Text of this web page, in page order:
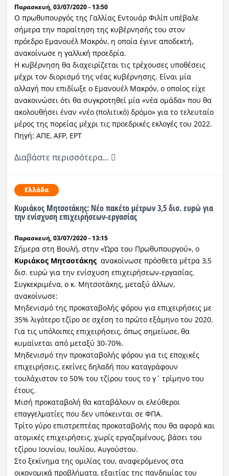
Παρασκευή, 03/07/2020 - 13:50
Ο πρωθυπουργός της Γαλλίας Εντουάρ Φιλίπ υπέβαλε
σήμερα την παραίτηση της κυβέρνησής του στον
πρόεδρο Εμανουέλ Μακρόν, η οποία έγινε αποδεκτή,
ανακοίνωσε η γαλλική προεδρία.
Η κυβέρνηση θα διαχειρίζεται τις τρέχουσες υποθέσεις
μέχρι τον διορισμό της νέας κυβέρνησης. Είναι μία
αλλαγή που επιδίωξε ο Εμανουέλ Μακρόν, ο οποίος είχε
ανακοινώσει ότι θα συγκροτηθεί μία «νέα ομάδα» που θα
ακολουθήσει έναν «νέο (πολιτικό) δρόμο» για το τελευταίο
μέρος της πορείας μέχρι τις προεδρικές εκλογές του 2022.
Πηγή: ΑΠΕ, AFP, ΕΡΤ
Διαβάστε περισσότερα...
Ελλάδα
Κυριάκος Μητσοτάκης: Νέο πακέτο μέτρων 3,5 δισ. ευρώ για
την ενίσχυση επιχειρήσεων-εργασίας
Παρασκευή, 03/07/2020 - 13:15
Σήμερα στη Βουλή, στην «Ώρα του Πρωθυπουργού», ο
Κυριάκος Μητσοτάκης ανακοίνωσε πρόσθετα μέτρα 3,5
δισ. ευρώ για την ενίσχυση επιχειρήσεων-εργασίας.
Συγκεκριμένα, ο κ. Μητσοτάκης, μεταξύ άλλων,
ανακοίνωσε:
Μηδενισμό της προκαταβολής φόρου για επιχειρήσεις με
35% λιγότερο τζίρο σε σχέση το πρώτο εξάμηνο του 2020.
Για τις υπόλοιπες επιχειρήσεις, όπως σημείωσε, θα
κυμαίνεται από μεταξύ 30-70%.
Μηδενισμό την προκαταβολής φόρου για τις εποχικές
επιχειρήσεις, εκείνες δηλαδή που καταγράφουν
τουλάχιστον το 50% του τζίρου τους το γ΄ τρίμηνο του
έτους.
Μισή προκαταβολή θα καταβάλουν οι ελεύθεροι
επαγγελματίες που δεν υπόκεινται σε ΦΠΑ.
Τρίτο γύρο επιστρεπτέας προκαταβολής που θα αφορά και
ατομικές επιχειρήσεις, χωρίς εργαζομένους, βάσει του
τζίρου Ιουνίου, Ιουλίου, Αυγούστου.
Στο ξεκίνημα της ομιλίας του, αναφερόμενος στα
οικονομικά προβλήματα, εξαιτίας της πανδημίας του